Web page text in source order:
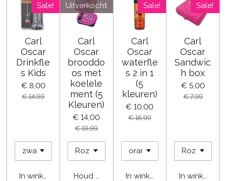
Sale!
Carl
Oscar
Drinkfle
s Kids
€ 8,00
€ 14,99
In winkelwagen
Uitverkocht
Carl
Oscar
brooddo
os met
koelele
ment (5
Kleuren)
€ 14,00
€ 19,99
Houd mij op de hoogte
Sale!
Carl
Oscar
waterfle
s 2 in 1
(5
kleuren)
€ 10,00
€ 16,99
In winkelwagen
Sale!
Carl
Oscar
Sandwic
h box
€ 5,00
€ 7,99
In